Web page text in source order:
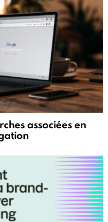
associées en